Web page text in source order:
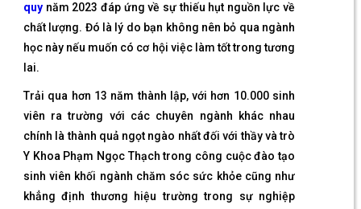
quynăm 2023 đáp ứng về sự thiếu hụt nguồn lực về
chất lượng. Đó là lý do bạn không nên bỏ qua ngành
học này nếu muốn có cơ hội việc làm tốt trong tương
lai.
Trải qua hơn 13 năm thành lập, với hơn 10.000 sinh
viên ra trường với các chuyên ngành khác nhau
chính là thành quả ngọt ngào nhất đối với thầy và trò
Y Khoa Phạm Ngọc Thạch trong công cuộc đào tạo
sinh viên khối ngành chăm sóc sức khỏe cũng như
khẳng định thương hiệu trường trong sự nghiệp